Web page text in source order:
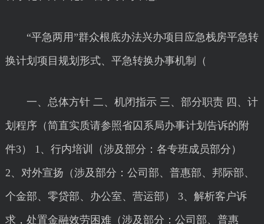
“平急两用”群众根底办法兴办项目应急栈房平急转
换计划项目规划形式、平急转换办事机制（
一、总体方针 二、机闭指示 三、部分职责 四、计
划程序（简直实质请参照省囚系局办事计划告诉的附
件3） 1、行内培训（涉及部分：各专班成员部分）
2、对外宣扬（涉及部分：公司部、普惠部、邦际部、
个金部、零贷部、办公室、营运部） 3、解析客户诉
求，处置金融效劳困难（涉及部分：公司部、普惠